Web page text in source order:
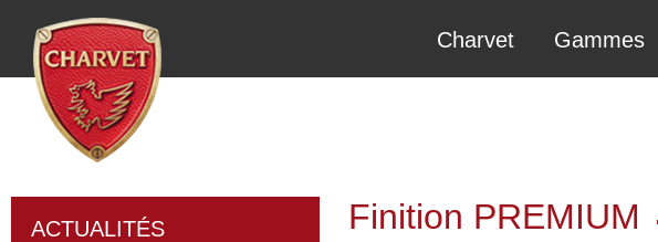
Charvet Gammes
ACTUALITÉS Finition PREMIUM